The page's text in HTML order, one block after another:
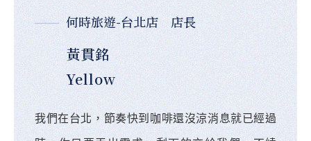
何時旅遊-台北店 店長
黃貫銘
Yellow
我們在台北，節奏快到咖啡還沒涼消息就已經過